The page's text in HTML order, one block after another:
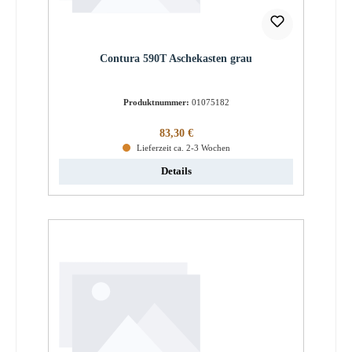
Contura 590T Aschekasten grau
Produktnummer: 01075182
Regulärer Preis:
83,30 €
Lieferzeit ca. 2-3 Wochen
Details